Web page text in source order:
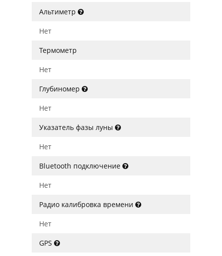
Альтиметр
Нет
Термометр
Нет
Глубиномер
Нет
Указатель фазы луны
Нет
Bluetooth подключение
Нет
Радио калибровка времени
Нет
GPS